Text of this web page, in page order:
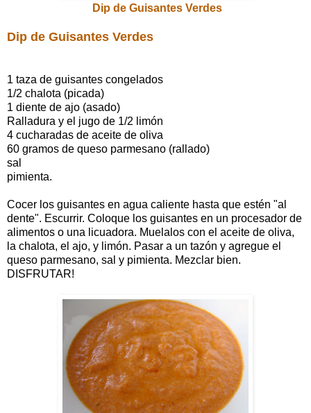
Dip de Guisantes Verdes
Dip de Guisantes Verdes
1 taza de guisantes congelados
1/2 chalota (picada)
1 diente de ajo (asado)
Ralladura y el jugo de 1/2 limón
4 cucharadas de aceite de oliva
60 gramos de queso parmesano (rallado)
sal
pimienta.
Cocer los guisantes en agua caliente hasta que estén "al
dente". Escurrir. Coloque los guisantes en un procesador de
alimentos o una licuadora. Muelalos con el aceite de oliva,
la chalota, el ajo, y limón. Pasar a un tazón y agregue el
queso parmesano, sal y pimienta. Mezclar bien.
DISFRUTAR!